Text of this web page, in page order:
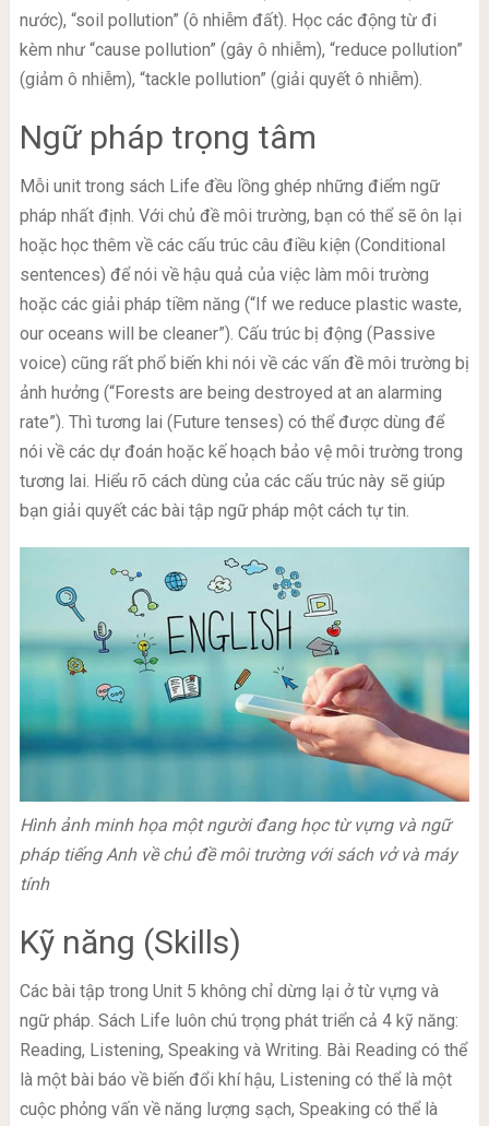
nước), “soil pollution” (ô nhiễm đất). Học các động từ đi
kèm như “cause pollution” (gây ô nhiễm), “reduce pollution”
(giảm ô nhiễm), “tackle pollution” (giải quyết ô nhiễm).
Ngữ pháp trọng tâm
Mỗi unit trong sách Life đều lồng ghép những điểm ngữ
pháp nhất định. Với chủ đề môi trường, bạn có thể sẽ ôn lại
hoặc học thêm về các cấu trúc câu điều kiện (Conditional
sentences) để nói về hậu quả của việc làm môi trường
hoặc các giải pháp tiềm năng (“If we reduce plastic waste,
our oceans will be cleaner”). Cấu trúc bị động (Passive
voice) cũng rất phổ biến khi nói về các vấn đề môi trường bị
ảnh hưởng (“Forests are being destroyed at an alarming
rate”). Thì tương lai (Future tenses) có thể được dùng để
nói về các dự đoán hoặc kế hoạch bảo vệ môi trường trong
tương lai. Hiểu rõ cách dùng của các cấu trúc này sẽ giúp
bạn giải quyết các bài tập ngữ pháp một cách tự tin.
Hình ảnh minh họa một người đang học từ vựng và ngữ
pháp tiếng Anh về chủ đề môi trường với sách vở và máy
tính
Kỹ năng (Skills)
Các bài tập trong Unit 5 không chỉ dừng lại ở từ vựng và
ngữ pháp. Sách Life luôn chú trọng phát triển cả 4 kỹ năng:
Reading, Listening, Speaking và Writing. Bài Reading có thể
là một bài báo về biến đổi khí hậu, Listening có thể là một
cuộc phỏng vấn về năng lượng sạch, Speaking có thể là